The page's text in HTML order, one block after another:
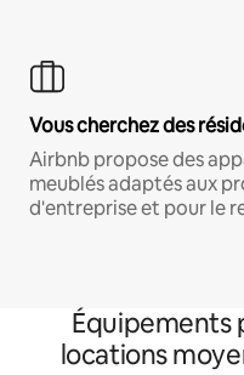
Vous cherchez des
Airbnb propose des
meublés adaptés aux
d'entreprise et pour le
Équipements
locations